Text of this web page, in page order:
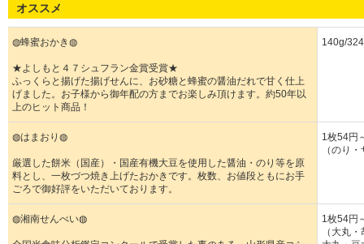
オススメ
◍蜂蜜おかき◍
★よしもと４７シュフラン金賞受賞★
ふっくらと揚げた揚げせんに、お砂糖と蜂蜜の醤油だれで甘く仕上
げました。お子様から御年配の方までお楽しみ頂けます。約50年以
上のヒット商品！
140g/
◍はまおり◍
厳選した餅米（国産）・国産有機大豆を使用した醤油・のり等を原
料とし、一枚づつ焼き上げたおかきです。枚数、お値段ともにお手
ごろで御好評をいただいております。
1枚54円
（のり
◍湘南せんべい◍
1枚54円
（大丸